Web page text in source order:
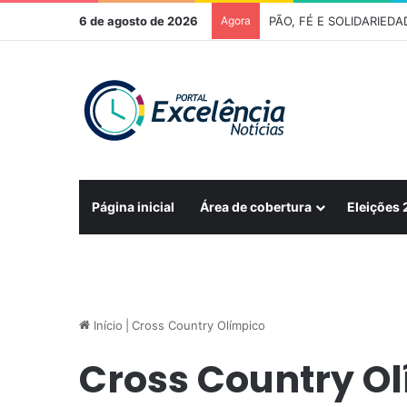
6 de agosto de 2026 Agora
Página inicial Área de cobertura Eleições
Início Cross Country Olímpico
Cross Country